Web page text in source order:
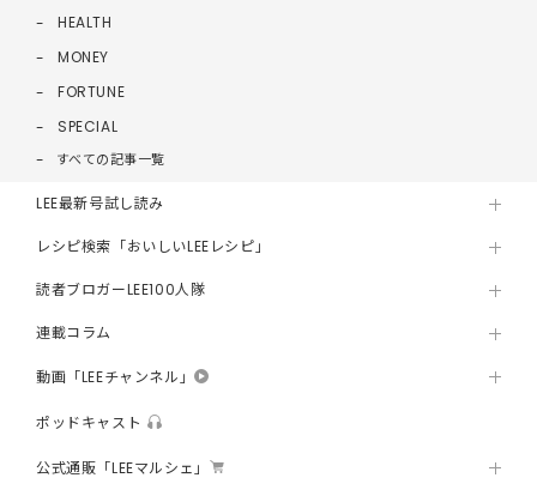
HEALTH
MONEY
FORTUNE
SPECIAL
すべての記事一覧
LEE最新号試し読み
レシピ検索「おいしいLEEレシピ」
読者ブロガーLEE100人隊
連載コラム
動画「LEEチャンネル」
ポッドキャスト
公式通販「LEEマルシェ」